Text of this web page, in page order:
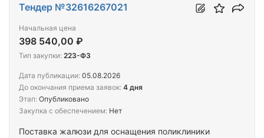
Поставка жалюзи для оснащения поликлиники
Тендер №32616267021
Начальная цена
398 540,00 ₽
Тип закупки: 223-ФЗ
Дата публикации: 05.08.2026
До окончания приема заявок: 4 дня
Этап: Опубликовано
Закупка с обеспечением: Нет